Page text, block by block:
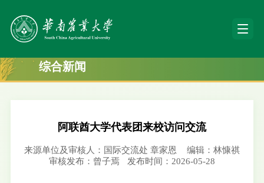
综合新闻
阿联酋大学代表团来校访问交流
来源单位及审核人：国际交流处 章家恩
编辑：林慷祺
审核发布：曾子焉
发布时间：2026-05-28